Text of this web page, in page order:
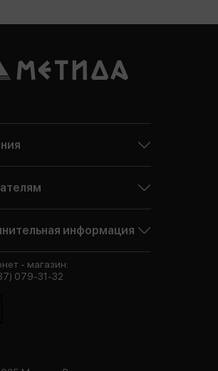
информация
- магазин:
079-31-32